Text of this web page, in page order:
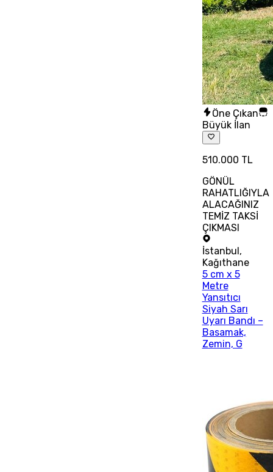
Öne Çıkan
Büyük İlan
510.000 TL
GÖNÜL
RAHATLIĞIYLA
ALACAĞINIZ
TEMİZ TAKSİ
ÇIKMASI
İstanbul,
Kağıthane
5 cm x 5
Metre
Yansıtıcı
Siyah Sarı
Uyarı Bandı –
Basamak,
Zemin, G